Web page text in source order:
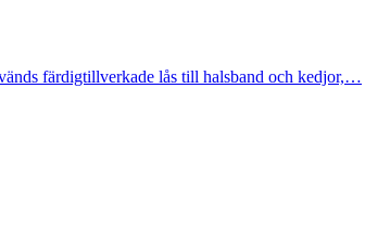
färdigtillverkade lås till halsband och kedjor,…